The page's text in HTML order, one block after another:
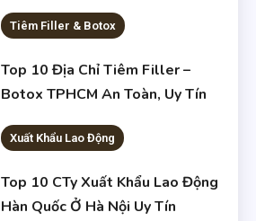
Tiêm Filler & Botox
Top 10 Địa Chỉ Tiêm Filler –
Botox TPHCM An Toàn, Uy Tín
Xuất Khẩu Lao Động
Top 10 CTy Xuất Khẩu Lao Động
Hàn Quốc Ở Hà Nội Uy Tín